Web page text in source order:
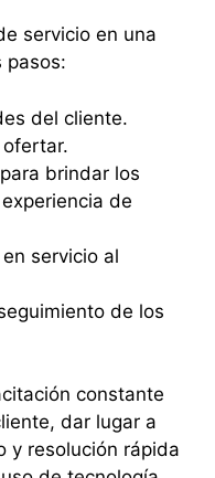
servicio en una
pasos:
del cliente.
brindar los
de
servicio al
de los
constante
dar lugar a
y resolución rápida